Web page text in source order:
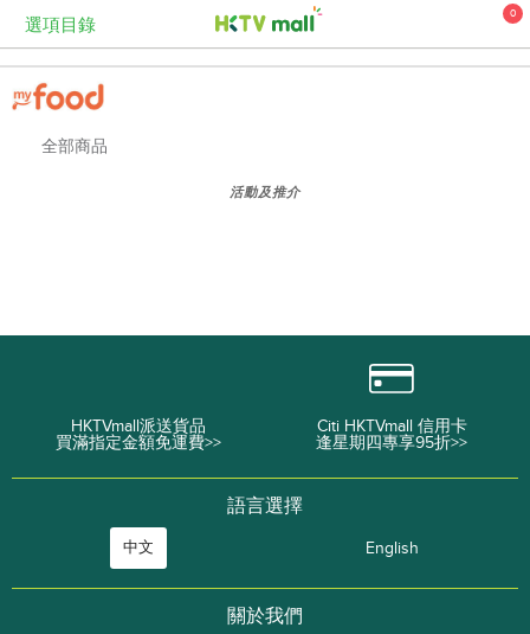
選項目錄
0
全部商品
活動及推介
HKTVmall派送貨品
買滿指定金額免運費>>
Citi HKTVmall 信用卡
逢星期四專享95折>>
語言選擇
中文 English
關於我們